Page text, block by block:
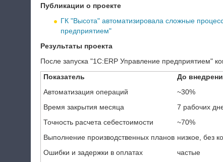
Публикации о проекте
ГК "Высота" автоматизировала сложные
предприятием"
Результаты проекта
После запуска "1С:ERP Управление предприятием"
Показатель
До
Автоматизация операций
~30%
Время закрытия месяца
7 рабочих
Точность расчета себестоимости
~70%
Выполнение производственных планов низкое, без
Ошибки и задержки в оплатах
частые